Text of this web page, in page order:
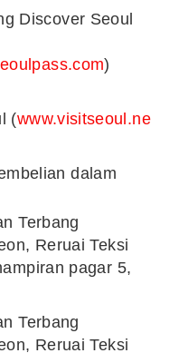
Discover Seoul
)
(www.visitseoul.ne
dalam
Terbang
Reruai Teksi
pagar 5,
Terbang
Reruai Teksi